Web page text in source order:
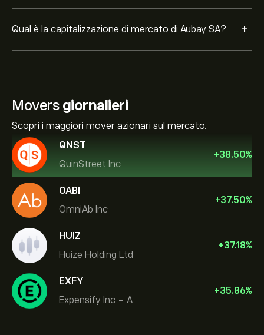
Qual è la capitalizzazione di mercato di Aubay SA? +
Movers giornalieri
Scopri i maggiori mover azionari sul mercato.
QNST
QuinStreet Inc
+38.50%
OABI
OmniAb Inc
+37.50%
HUIZ
Huize Holding Ltd
+37.18%
EXFY
Expensify Inc - A
+35.86%